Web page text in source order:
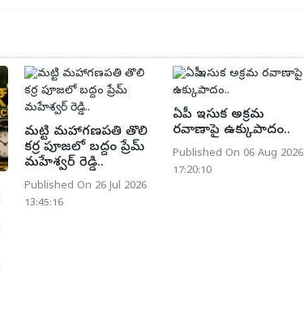
మట్టి మహాగణపతి తొలి
కర్ర పూజలో బద్దం ప్రేమ్
మహేశ్వర్ రెడ్డి..
Published On 26 Jul 2026
13:45:16
ఏపీ ఇసుక అక్రమ
రవాణాపై ఉక్కుపాదం..
Published On 06 Aug 2026
17:20:10